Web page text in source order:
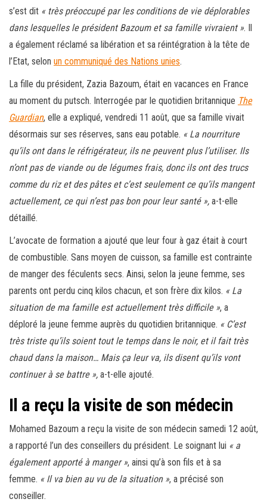
s’est dit « très préoccupé par les conditions de vie déplorables
dans lesquelles le président Bazoum et sa famille vivraient ». Il
a également réclamé sa libération et sa réintégration à la tête de
l’Etat, selon un communiqué des Nations unies.
La fille du président, Zazia Bazoum, était en vacances en France
au moment du putsch. Interrogée par le quotidien britannique The
Guardian, elle a expliqué, vendredi 11 août, que sa famille vivait
désormais sur ses réserves, sans eau potable. « La nourriture
qu’ils ont dans le réfrigérateur, ils ne peuvent plus l’utiliser. Ils
n’ont pas de viande ou de légumes frais, donc ils ont des trucs
comme du riz et des pâtes et c’est seulement ce qu’ils mangent
actuellement, ce qui n’est pas bon pour leur santé », a-t-elle
détaillé.
L’avocate de formation a ajouté que leur four à gaz était à court
de combustible. Sans moyen de cuisson, sa famille est contrainte
de manger des féculents secs. Ainsi, selon la jeune femme, ses
parents ont perdu cinq kilos chacun, et son frère dix kilos. « La
situation de ma famille est actuellement très difficile », a
déploré la jeune femme auprès du quotidien britannique. « C’est
très triste qu’ils soient tout le temps dans le noir, et il fait très
chaud dans la maison… Mais ça leur va, ils disent qu’ils vont
continuer à se battre », a-t-elle ajouté.
Il a reçu la visite de son médecin
Mohamed Bazoum a reçu la visite de son médecin samedi 12 août,
a rapporté l’un des conseillers du président. Le soignant lui « a
également apporté à manger », ainsi qu’à son fils et à sa
femme. « Il va bien au vu de la situation », a précisé son
conseiller.